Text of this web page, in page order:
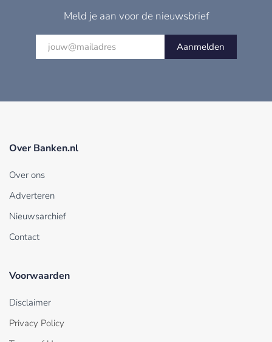
Meld je aan voor de nieuwsbrief
Aanmelden
Over Banken.nl
Over ons
Adverteren
Nieuwsarchief
Contact
Voorwaarden
Disclaimer
Privacy Policy